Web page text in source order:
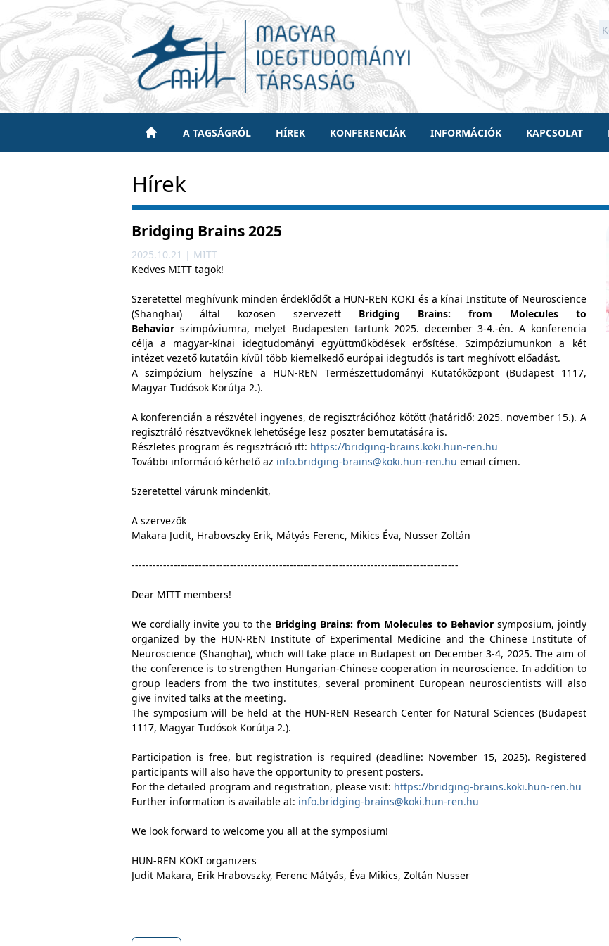
A TAGSÁGRÓL HÍREK KONFERENCIÁK INFORMÁCIÓK KAPCSOLAT
Hírek
Bridging Brains 2025
2025.10.21 | MITT
Kedves MITT tagok!
Szeretettel meghívunk minden érdeklődőt a HUN-REN KOKI és a kínai Institute of Neuroscience
(Shanghai) által közösen szervezett Bridging Brains: from Molecules to
Behavior szimpóziumra, melyet Budapesten tartunk 2025. december 3-4.-én. A konferencia
célja a magyar-kínai idegtudományi együttműködések erősítése. Szimpóziumunkon a két
intézet vezető kutatóin kívül több kiemelkedő európai idegtudós is tart meghívott előadást.
A szimpózium helyszíne a HUN-REN Természettudományi Kutatóközpont (Budapest 1117,
Magyar Tudósok Körútja 2.).
A konferencián a részvétel ingyenes, de regisztrációhoz kötött (határidő: 2025. november 15.). A
regisztráló résztvevőknek lehetősége lesz poszter bemutatására is.
Részletes program és regisztráció itt: https://bridging-brains.koki.hun-ren.hu
További információ kérhető az info.bridging-brains@koki.hun-ren.hu email címen.
Szeretettel várunk mindenkit,
A szervezők
Makara Judit, Hrabovszky Erik, Mátyás Ferenc, Mikics Éva, Nusser Zoltán
---------------------------------------------------------------------------------------------
Dear MITT members!
We cordially invite you to the Bridging Brains: from Molecules to Behaviorsymposium, jointly
organized by the HUN-REN Institute of Experimental Medicine and the Chinese Institute of
Neuroscience (Shanghai), which will take place in Budapest on December 3-4, 2025. The aim of
the conference is to strengthen Hungarian-Chinese cooperation in neuroscience. In addition to
group leaders from the two institutes, several prominent European neuroscientists will also
give invited talks at the meeting.
The symposium will be held at the HUN-REN Research Center for Natural Sciences (Budapest
1117, Magyar Tudósok Körútja 2.).
Participation is free, but registration is required (deadline: November 15, 2025). Registered
participants will also have the opportunity to present posters.
For the detailed program and registration, please visit: https://bridging-brains.koki.hun-ren.hu
Further information is available at: info.bridging-brains@koki.hun-ren.hu
We look forward to welcome you all at the symposium!
HUN-REN KOKI organizers
Judit Makara, Erik Hrabovszky, Ferenc Mátyás, Éva Mikics, Zoltán Nusser